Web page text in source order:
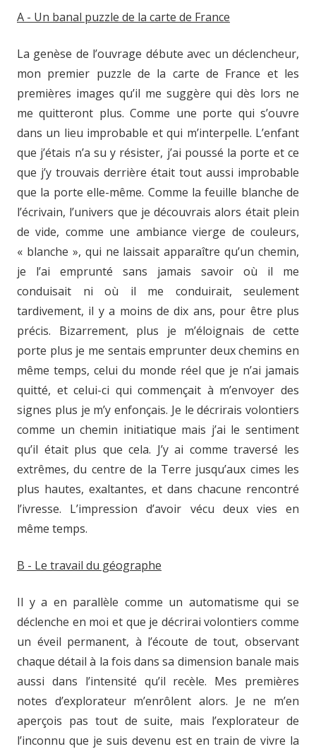
A - Un banal puzzle de la carte de France
La genèse de l’ouvrage débute avec un déclencheur,
mon premier puzzle de la carte de France et les
premières images qu’il me suggère qui dès lors ne
me quitteront plus. Comme une porte qui s’ouvre
dans un lieu improbable et qui m’interpelle. L’enfant
que j’étais n’a su y résister, j’ai poussé la porte et ce
que j’y trouvais derrière était tout aussi improbable
que la porte elle-même. Comme la feuille blanche de
l’écrivain, l’univers que je découvrais alors était plein
de vide, comme une ambiance vierge de couleurs,
« blanche », qui ne laissait apparaître qu’un chemin,
je l’ai emprunté sans jamais savoir où il me
conduisait ni où il me conduirait, seulement
tardivement, il y a moins de dix ans, pour être plus
précis. Bizarrement, plus je m’éloignais de cette
porte plus je me sentais emprunter deux chemins en
même temps, celui du monde réel que je n’ai jamais
quitté, et celui-ci qui commençait à m’envoyer des
signes plus je m’y enfonçais. Je le décrirais volontiers
comme un chemin initiatique mais j’ai le sentiment
qu’il était plus que cela. J’y ai comme traversé les
extrêmes, du centre de la Terre jusqu’aux cimes les
plus hautes, exaltantes, et dans chacune rencontré
l’ivresse. L’impression d’avoir vécu deux vies en
même temps.
B - Le travail du géographe
Il y a en parallèle comme un automatisme qui se
déclenche en moi et que je décrirai volontiers comme
un éveil permanent, à l’écoute de tout, observant
chaque détail à la fois dans sa dimension banale mais
aussi dans l’intensité qu’il recèle. Mes premières
notes d’explorateur m’enrôlent alors. Je ne m’en
aperçois pas tout de suite, mais l’explorateur de
l’inconnu que je suis devenu est en train de vivre la